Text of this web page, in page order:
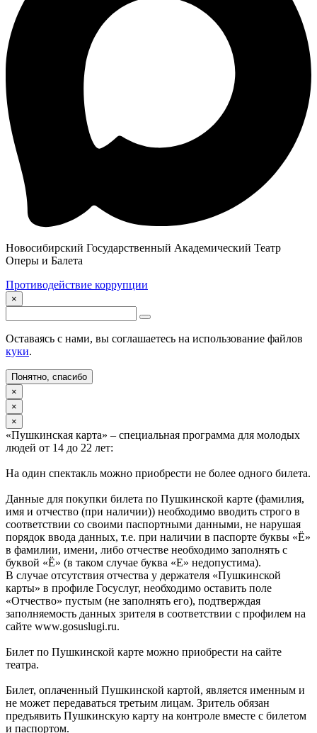
Новосибирский Государственный Академический Театр
Оперы и Балета
Противодействие коррупции
×
Оставаясь с нами, вы соглашаетесь на использование файлов
куки.
Понятно, спасибо
×
×
×
«Пушкинская карта» – специальная программа для молодых
людей от 14 до 22 лет:
На один спектакль можно приобрести не более одного билета.
Данные для покупки билета по Пушкинской карте (фамилия,
имя и отчество (при наличии)) необходимо вводить строго в
соответствии со своими паспортными данными, не нарушая
порядок ввода данных, т.е. при наличии в паспорте буквы «Ё»
в фамилии, имени, либо отчестве необходимо заполнять с
буквой «Ё» (в таком случае буква «Е» недопустима).
В случае отсутствия отчества у держателя «Пушкинской
карты» в профиле Госуслуг, необходимо оставить поле
«Отчество» пустым (не заполнять его), подтверждая
заполняемость данных зрителя в соответствии с профилем на
сайте www.gosuslugi.ru.
Билет по Пушкинской карте можно приобрести на сайте
театра.
Билет, оплаченный Пушкинской картой, является именным и
не может передаваться третьим лицам. Зритель обязан
предъявить Пушкинскую карту на контроле вместе с билетом
и паспортом.